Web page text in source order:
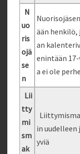
N
uo
ris
ojä
se
n
ään henkilö,
an
enintään
a ei ole
Lii
tty
mi
sm
ak
in
yviä